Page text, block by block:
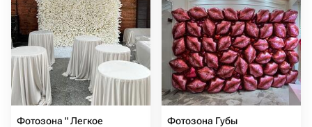
Фотозона " Легкое
Фотозона Губы